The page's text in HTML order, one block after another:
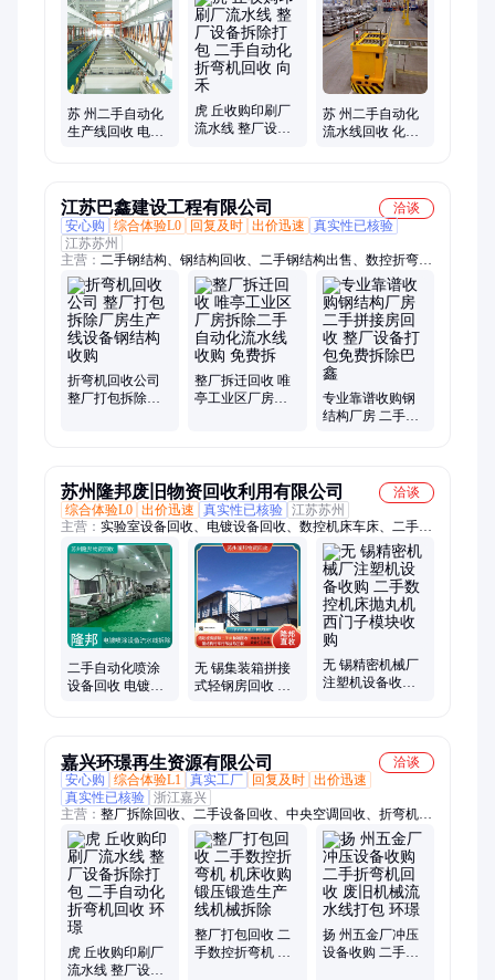
旧金属、口罩机、集装箱、废铁料、钢结构、彩钢瓦、铜电缆、
裸铜线、pcb电镀、注塑机、彩钢棚、厂房整
苏 州二手自动化
生产线回收 电镀
虎 丘收购印刷厂
流水线 整厂设备
苏 州二手自动化
流水线回收 化工
江苏巴鑫建设工程有限公司
洽谈
安心购
综合体验L0 回复及时 出价迅速
真实性已核验
江苏苏州
主营： 二手钢结构、钢结构回收、二手钢结构出售、数控折弯机
回收、旧钢构拆除、旧钢构回收、旧钢构出售、行车房出售
折弯机回收公司
整厂打包拆除厂
整厂拆迁回收 唯
亭工业区厂房拆
专业靠谱收购钢
结构厂房 二手拼
苏州隆邦废旧物资回收利用有限公司
洽谈
综合体验L0 出价迅速 真实性已核验 江苏苏州
主营： 实验室设备回收、电镀设备回收、数控机床车床、二手折
弯机回收价格、自动化设备、化工厂设备、注塑机回收、ps塑料
回收、铝废边角料、铝屑铝刨花、回收电缆线、废旧金属回、钢
结构厂房拆除、活动板房集装箱回收、喷涂流水线拆除、热处理
设备流水线、化工厂拆除、食品厂拆除、模具钢回收
二手自动化喷涂
设备回收 电镀流
无 锡集装箱拼接
式轻钢房回收 二
无 锡精密机械厂
注塑机设备收购
嘉兴环璟再生资源有限公司
洽谈
安心购
综合体验L1 真实工厂 回复及时 出价迅速
真实性已核验 浙江嘉兴
主营： 整厂拆除回收、二手设备回收、中央空调回收、折弯机回
收、数控机床回收、变压器回收、加工中心回收、注塑机回收、
剪板机回收、发电机回收、滚齿机回收、磨床回收、雕刻机回
收、配电柜回收、行车回收、火花机回收、镗床回收、钻床回
收、普通机床回收、刨床回收、液压机回收、线切割机回收、立
式车床回收、冲床回收、整厂物资回收
虎 丘收购印刷厂
流水线 整厂设备
整厂打包回收 二
手数控折弯机 机
扬 州五金厂冲压
设备收购 二手折